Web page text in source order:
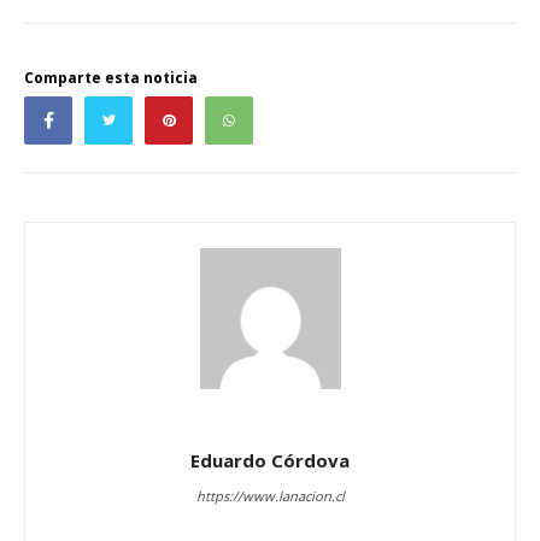
Comparte esta noticia
Eduardo Córdova
https://www.lanacion.cl